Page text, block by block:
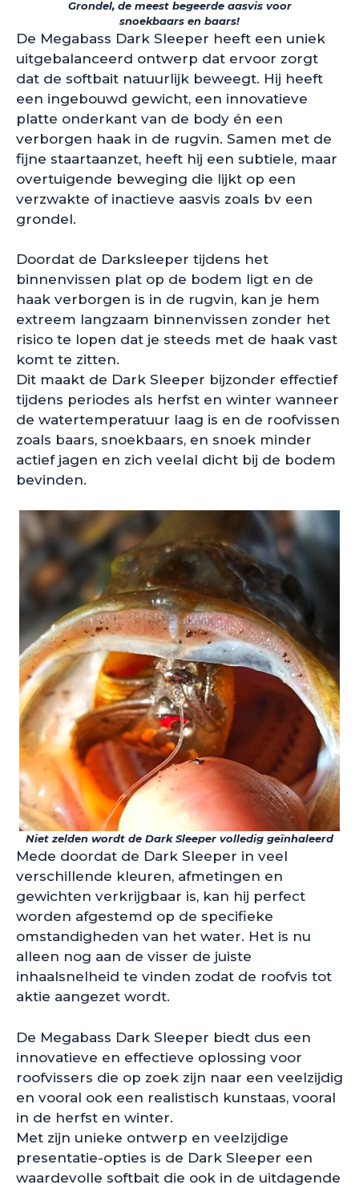
Grondel, de meest begeerde aasvis voor
snoekbaars en baars!
De Megabass Dark Sleeper heeft een uniek
uitgebalanceerd ontwerp dat ervoor zorgt
dat de softbait natuurlijk beweegt. Hij heeft
een ingebouwd gewicht, een innovatieve
platte onderkant van de body én een
verborgen haak in de rugvin. Samen met de
fijne staartaanzet, heeft hij een subtiele, maar
overtuigende beweging die lijkt op een
verzwakte of inactieve aasvis zoals bv een
grondel.
Doordat de Darksleeper tijdens het
binnenvissen plat op de bodem ligt en de
haak verborgen is in de rugvin, kan je hem
extreem langzaam binnenvissen zonder het
risico te lopen dat je steeds met de haak vast
komt te zitten.
Dit maakt de Dark Sleeper bijzonder effectief
tijdens periodes als herfst en winter wanneer
de watertemperatuur laag is en de roofvissen
zoals baars, snoekbaars, en snoek minder
actief jagen en zich veelal dicht bij de bodem
bevinden.
Niet zelden wordt de Dark Sleeper volledig geïnhaleerd
Mede doordat de Dark Sleeper in veel
verschillende kleuren, afmetingen en
gewichten verkrijgbaar is, kan hij perfect
worden afgestemd op de specifieke
omstandigheden van het water. Het is nu
alleen nog aan de visser de juiste
inhaalsnelheid te vinden zodat de roofvis tot
aktie aangezet wordt.
De Megabass Dark Sleeper biedt dus een
innovatieve en effectieve oplossing voor
roofvissers die op zoek zijn naar een veelzijdig
en vooral ook een realistisch kunstaas, vooral
in de herfst en winter.
Met zijn unieke ontwerp en veelzijdige
presentatie-opties is de Dark Sleeper een
waardevolle softbait die ook in de uitdagende